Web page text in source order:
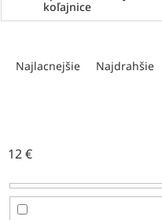
koľajnice
e
r
o
Najlacnejšie Najdrahšie
12€